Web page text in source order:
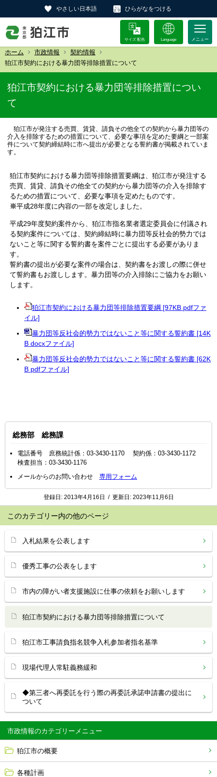
やさしい日本語 ひらがなをつける
サイズ 配色 Language
ホーム 市政情報
契約情報
狛江市契約における暴力団等排除措置について
市政情報
狛江市の概要
各種計画
狛江市契約における暴力団等排除措置につい
て
狛江市が発注する売買、賃貸、請負その他全ての契約から暴力団等の
介入を排除するための措置について、必要な事項を定めた要綱と一部案
件について契約締結時に市へ提出が必要となる誓約書が掲載されていま
す。
狛江市契約における暴力団等排除措置要綱は、狛江市が発注する
売買、賃貸、請負その他全ての契約から暴力団等の介入を排除す
るための措置について、必要な事項を定めたものです。
※平成28年度に内容の一部を改定しました。
平成29年度契約案件から、狛江市指名業者選定委員会に付議され
る契約案件については、契約締結時に暴力団等反社会的勢力では
ないこと等に関する誓約書を案件ごとに提出する必要がありま
す。
誓約書の提出が必要な案件の場合は、契約書をお渡しの際に併せ
て誓約書もお渡しします。暴力団等の介入排除にご協力をお願い
します。
狛江市契約における暴力団等排除措置要綱 [97KB pdfファ
イル]
暴力団等反社会的勢力ではないこと等に関する誓約書 [14K
B docxファイル]
暴力団等反社会的勢力ではないこと等に関する誓約書 [62K
B pdfファイル]
総務部 総務課
電話番号 庶務統計係：03-3430-1170 契約係：03-3430-1172
検査担当：03-3430-1176
メールからのお問い合わせ 専用フォーム
登録日: 2013年4月16日 / 更新日: 2023年11月6日
このカテゴリー内の他のページ
入札結果を公表します
優秀工事の公表をします
市内の障がい者支援施設に仕事の依頼をお願いします
狛江市契約における暴力団等排除措置について
狛江市工事請負指名競争入札参加者指名基準
現場代理人常駐義務緩和
◆第三者へ再委託を行う際の再委託承諾申請書の提出に
ついて